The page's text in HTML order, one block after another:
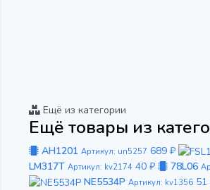
Ещё из категории
Ещё товары из
AH1201 Артикул: un5257 689 ₽
LM317T Артикул: kv2174 40 ₽ 78L06
NE5534P Артикул: kv1356 51